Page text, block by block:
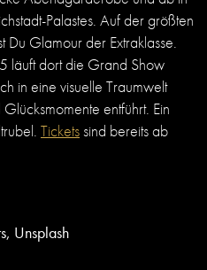
Palastes. Auf der größten
Glamour der Extraklasse.
läuft dort die Grand Show
in eine visuelle Traumwelt
entführt. Ein
Ticketssind bereits ab
Unsplash